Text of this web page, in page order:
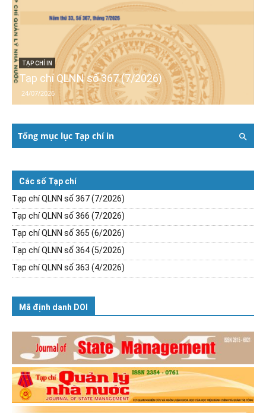
TẠP CHÍ IN
Tạp chí QLNN số 367 (7/2026)
24/07/2026
Tổng mục lục Tạp chí in
Các số Tạp chí
Tạp chí QLNN số 367 (7/2026)
Tạp chí QLNN số 366 (7/2026)
Tạp chí QLNN số 365 (6/2026)
Tạp chí QLNN số 364 (5/2026)
Tạp chí QLNN số 363 (4/2026)
Mã định danh DOI